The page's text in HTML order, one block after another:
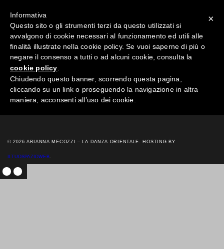
DANZA ORIENTALE E CINEMA
diritto la settima arte, oltre al suo valore estetico intrinseco ha il potere
di promuovere, rendendole …
© 2026 ARIANNA MECOZZI – LA DANZA ORIENTALE. HOSTING BY
ILTUOSPAZIOWEB.
×
Informativa
Questo sito o gli strumenti terzi da questo utilizzati si
avvalgono di cookie necessari al funzionamento ed utili alle
finalità illustrate nella cookie policy. Se vuoi saperne di più o
negare il consenso a tutti o ad alcuni cookie, consulta la
cookie policy
Chiudendo questo banner, scorrendo questa pagina,
cliccando su un link o proseguendo la navigazione in altra
maniera, acconsenti all’uso dei cookie.